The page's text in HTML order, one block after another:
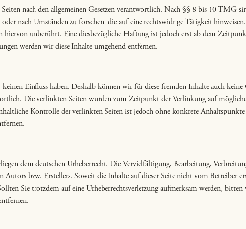
nach den allgemeinen Gesetzen verantwortlich. Nach §§ 8 bis 10 TMG
nach Umständen zu forschen, die auf eine rechtswidrige Tätigkeit
unberührt. Eine diesbezügliche Haftung ist jedoch erst ab dem
werden wir diese Inhalte umgehend entfernen.
Einfluss haben. Deshalb können wir für diese fremden Inhalte auch
Die verlinkten Seiten wurden zum Zeitpunkt der Verlinkung auf
Kontrolle der verlinkten Seiten ist jedoch ohne konkrete
dem deutschen Urheberrecht. Die Vervielfältigung, Bearbeitung,
bzw. Erstellers. Soweit die Inhalte auf dieser Seite nicht vom Betreiber
Sie trotzdem auf eine Urheberrechtsverletzung aufmerksam werden,